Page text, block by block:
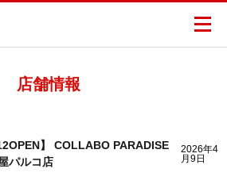
店舗情報
】 COLLABO PARADISE
パルコ店
2026年4
月9日